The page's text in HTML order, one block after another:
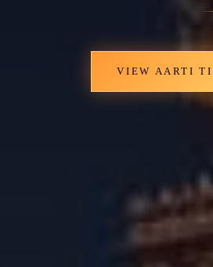
గణనీయమైన ఆధ్యాత్మిక
సమాజ సమావేశాల కేంద్ర బిందువుగా
ప్రతిబింబిస్తుంది. పతనామ్థిట్ట
పొడవలాంటిగా గుర్తించబడింది,
ప్రార్థన ద్వారా సంధానం కోసం
సంప్రదాయాలలో ధార్మిక పూర్తి మరియు
ఆకర్షణీయ గమ్యస్థానంగా